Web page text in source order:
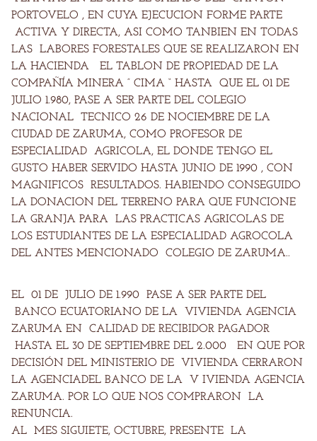
PORTOVELO , EN CUYA EJECUCION FORME PARTE
ACTIVA Y DIRECTA, ASI COMO TANBIEN EN TODAS
LAS LABORES FORESTALES QUE SE REALIZARON EN
LA HACIENDA EL TABLON DE PROPIEDAD DE LA
COMPAÑÍA MINERA ” CIMA “ HASTA QUE EL 01 DE
JULIO 1.980, PASE A SER PARTE DEL COLEGIO
NACIONAL TECNICO 26 DE NOCIEMBRE DE LA
CIUDAD DE ZARUMA, COMO PROFESOR DE
ESPECIALIDAD AGRICOLA, EL DONDE TENGO EL
GUSTO HABER SERVIDO HASTA JUNIO DE 1990 , CON
MAGNIFICOS RESULTADOS. HABIENDO CONSEGUIDO
LA DONACION DEL TERRENO PARA QUE FUNCIONE
LA GRANJA PARA LAS PRACTICAS AGRICOLAS DE
LOS ESTUDIANTES DE LA ESPECIALIDAD AGROCOLA
DEL ANTES MENCIONADO COLEGIO DE ZARUMA..
EL 01 DE JULIO DE 1.990 PASE A SER PARTE DEL
BANCO ECUATORIANO DE LA VIVIENDA AGENCIA
ZARUMA EN CALIDAD DE RECIBIDOR PAGADOR
HASTA EL 30 DE SEPTIEMBRE DEL 2.000 EN QUE POR
DECISIÓN DEL MINISTERIO DE VIVIENDA CERRARON
LA AGENCIADEL BANCO DE LA V IVIENDA AGENCIA
ZARUMA. POR LO QUE NOS COMPRARON LA
RENUNCIA.
AL MES SIGUIETE, OCTUBRE, PRESENTE LA